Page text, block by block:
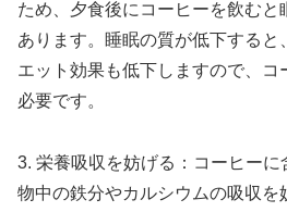
ため、夕食後にコーヒーを飲む
あります。睡眠の質が低下すると
エット効果も低下しますので、
必要です。
3. 栄養吸収を妨げる：コーヒー
物中の鉄分やカルシウムの吸収を